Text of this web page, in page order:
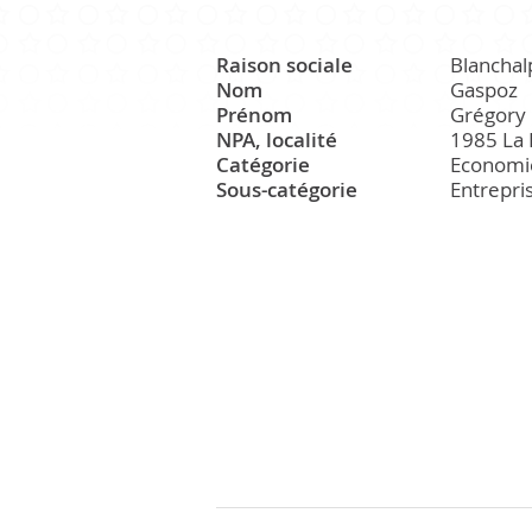
CULTURE ET PATRIMOINE
Patrimoine
Office du tourisme
Raison sociale
Nom
Gaspoz
Prénom
Grégory
NPA, localité
1985 La
Catégorie
Sous-catégorie